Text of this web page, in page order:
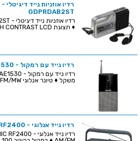
GDPRDAB2ST
♦ תצוגת HIGH CONTRAST LCD ♦ סוללת ליתיום ...
רדיו נייד עם רמקול - PHILIPS AE1530
משקל ♦ טיונר אנלוגי FM/MW ...
רדיו נייד אנלוגי - PANASONIC RF2400